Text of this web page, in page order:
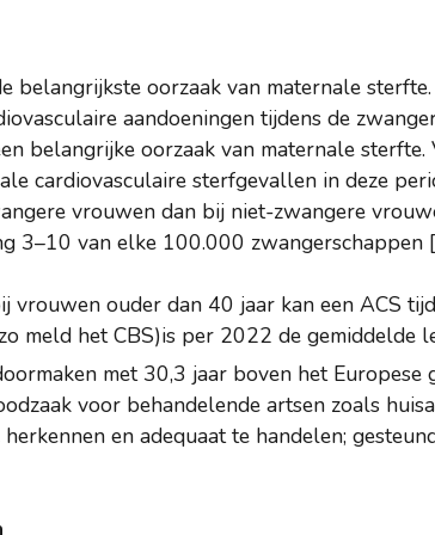
belangrijkste oorzaak van maternale
aandoeningen tijdens de
belangrijke oorzaak van maternale
cardiovasculaire sterfgevallen in deze
vrouwen dan bij niet-zwangere
3–10 van elke 100.000 zwangerschappen
vrouwen ouder dan 40 jaar kan een ACS
meld het CBS)is per 2022 de gemiddelde
met 30,3 jaar boven het Europese
voor behandelende artsen zoals
en adequaat te handelen;